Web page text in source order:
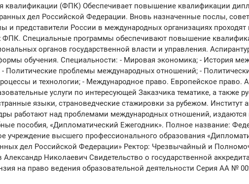
квалификации (ФПК) Обеспечивает повышение квалификации
дел Российской Федерации. Вновь назначенные послы,
и представители России в международных организациях проходят
ФПК. Специальные программы обеспечивают повышение
органов государственной власти и управления.
обучения. Специальности: - Мировая экономика; - История
Политические проблемы международных отношений; -
и технологии; - Международное право. Европейское право.
услуги по интересующей Заказчика тематике, а также
языки, страноведческие стажировки за рубежом. Институт
работают над проблемами международных отношений, издаются
пособия, «Дипломатический Ежегодник». Полное название:
учреждение высшего профессионального образования
дел Российской Федерации» Ректор: Чрезвычайный и
Николаевич Свидетельство о государственной
на право ведения образовательной деятельности Серия АА №